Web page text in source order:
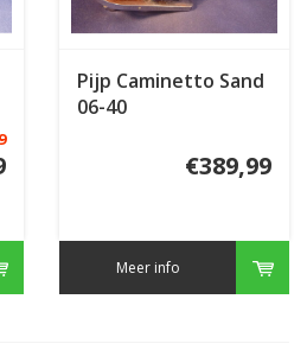
Pijp Caminetto Sand
06-40
€389,99
Meer info